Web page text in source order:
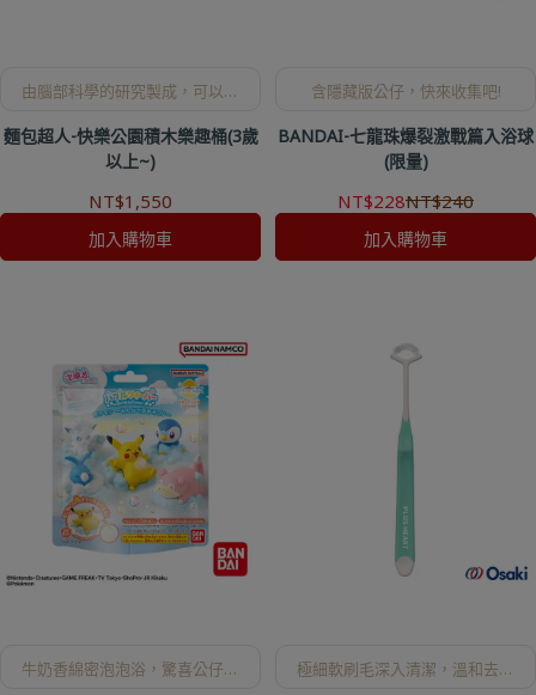
由腦部科學的研究製成，可以實
麵包超人-快樂公園積木樂趣桶(3歲
以上~)
NT$1,550
加入購物車
含隱藏版公仔，快來收集吧!
BANDAI-七龍珠爆裂激戰篇入浴球
(限量)
NT$228NT$240
加入購物車
牛奶香綿密泡泡浴，驚喜公仔等
極細軟刷毛深入清潔，溫和去除